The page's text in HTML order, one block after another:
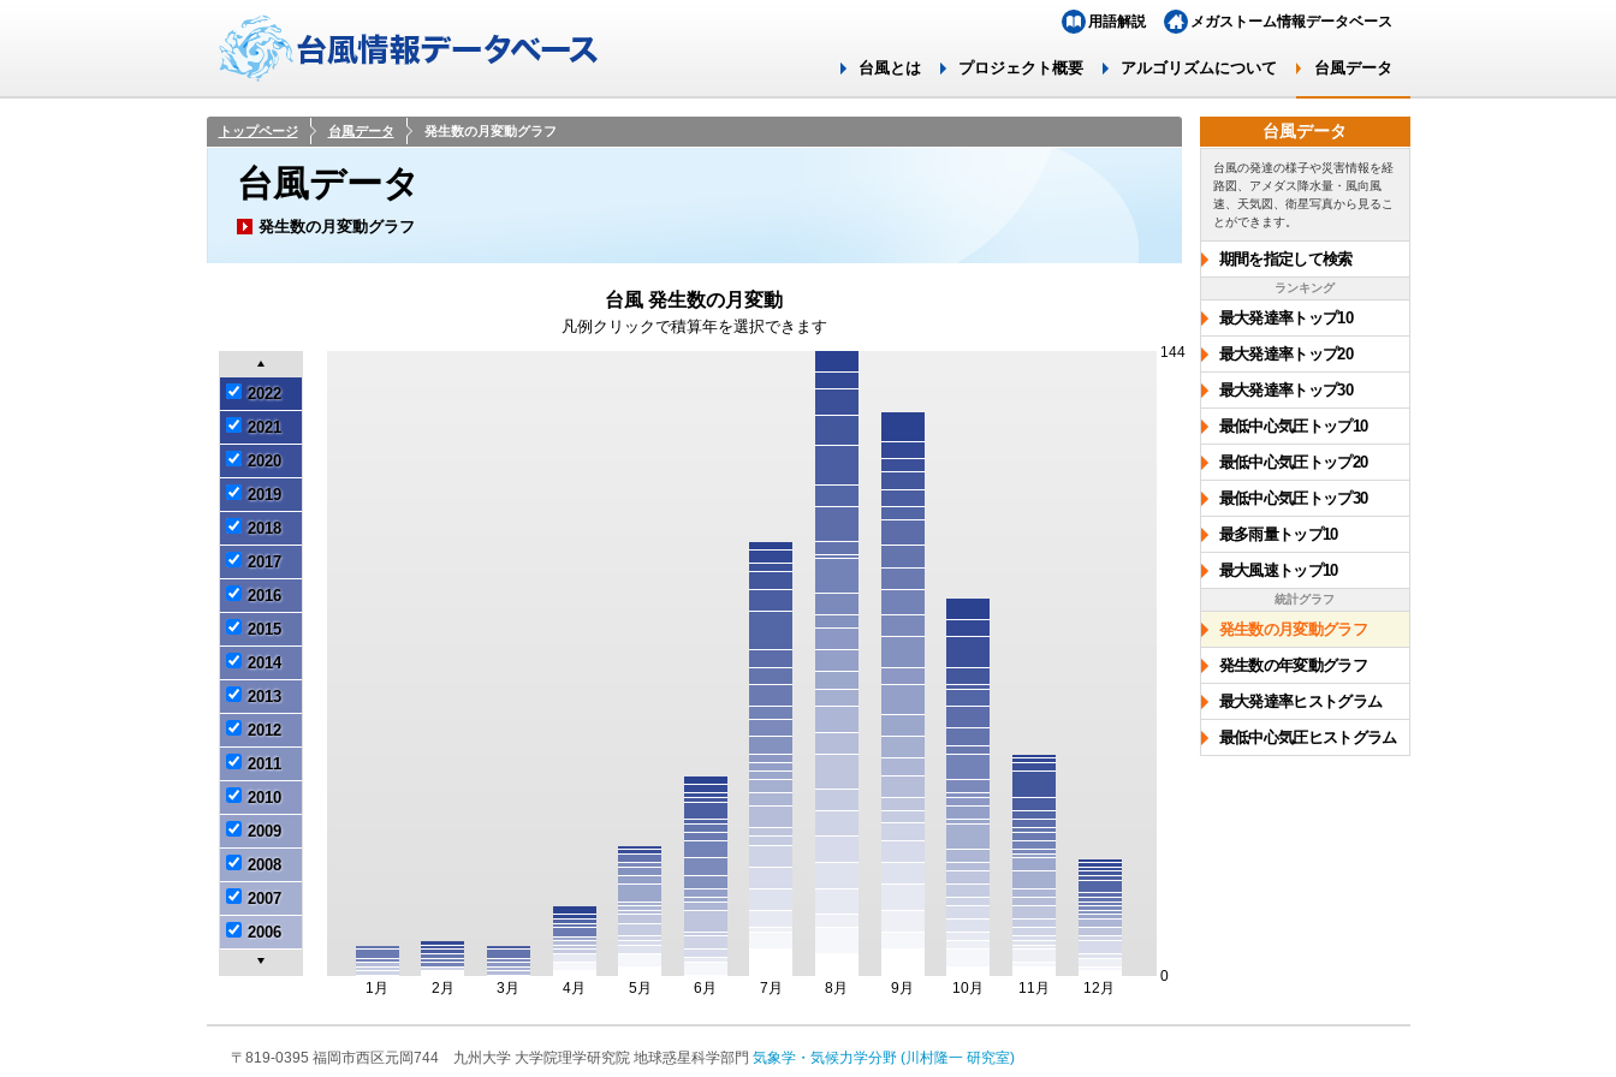
メガストーム情報データベース
用語解説
台風とは プロジェクト概要 アルゴリズムについて 台風データ
トップページ 台風データ 発生数の月変動グラフ
台風データ
発生数の月変動グラフ
台風 発生数の月変動
凡例クリックで積算年を選択できます
2022
2021
2020
2019
2018
2017
2016
2015
2014
2013
2012
2011
2010
2009
2008
2007
2006
2005
2002
1月 2月 3月 4月 5月 6月 7月 8月 9月 10月 11月 12月
144
0
台風データ
台風の発達の様子や災害情報を経
路図、アメダス降水量・風向風
速、天気図、衛星写真から見るこ
とができます。
期間を指定して検索
ランキング
最大発達率トップ10
最大発達率トップ20
最大発達率トップ30
最低中心気圧トップ10
最低中心気圧トップ20
最低中心気圧トップ30
最多雨量トップ10
最大風速トップ10
統計グラフ
発生数の月変動グラフ
発生数の年変動グラフ
最大発達率ヒストグラム
最低中心気圧ヒストグラム
〒819-0395 福岡市西区元岡744 九州大学 大学院理学研究院 地球惑星科学部門 気象学・気候力学分野 (川村隆一 研究室)